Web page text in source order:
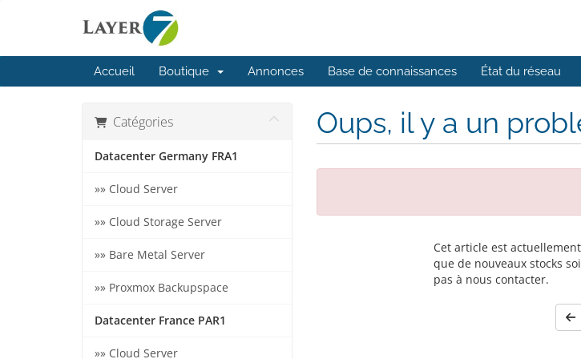
Accueil Boutique Annonces Base de connaissances État du réseau
Catégories
Datacenter Germany FRA1
»» Cloud Server
»» Cloud Storage Server
»» Bare Metal Server
»» Proxmox Backupspace
Datacenter France PAR1
»» Cloud Server
Oups, il y a un
Cet article est
que de nouveaux stocks
pas à nous contacter.